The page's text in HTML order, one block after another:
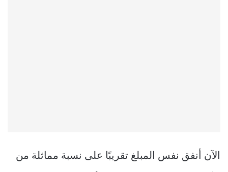
الآن أنفق نفس المبلغ تقريبًا على نسبة مماثلة من